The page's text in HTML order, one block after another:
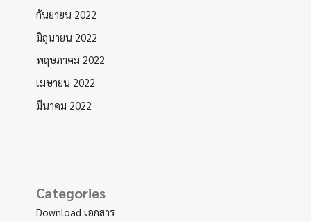
กันยายน 2022
มิถุนายน 2022
พฤษภาคม 2022
เมษายน 2022
มีนาคม 2022
Categories
Download เอกสาร